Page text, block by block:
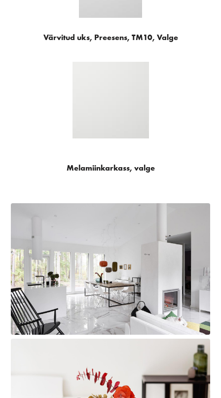
Värvitud uks, Preesens, TM10, Valge
Melamiinkarkass, valge